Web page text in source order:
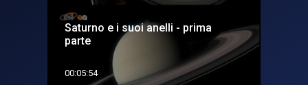
Saturno e i suoi anelli - prima
parte
00:05:54